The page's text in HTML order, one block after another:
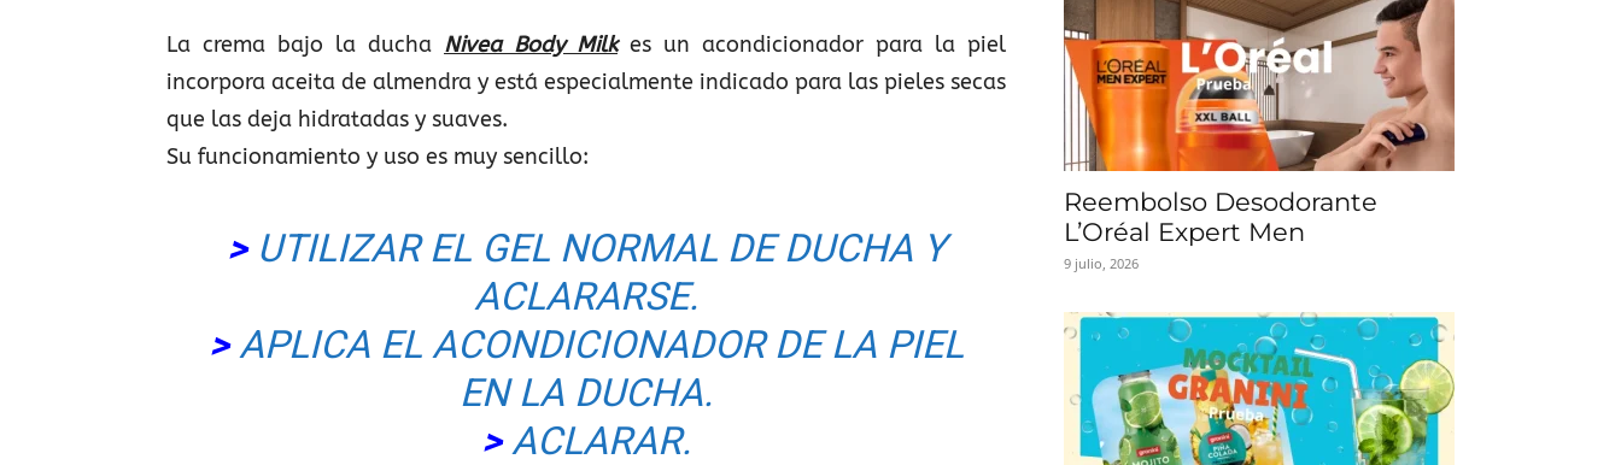
La crema bajo la ducha Nivea Body Milkes un acondicionador para la piel
incorpora aceita de almendra y está especialmente indicado para las pieles secas
que las deja hidratadas y suaves.
Su funcionamiento y uso es muy sencillo:
>UTILIZAR EL GEL NORMAL DE DUCHA Y
ACLARARSE.
>APLICA EL ACONDICIONADOR DE LA PIEL
EN LA DUCHA.
>ACLARAR.
Reembolso Desodorante
L’Oréal Expert Men
9 julio, 2026